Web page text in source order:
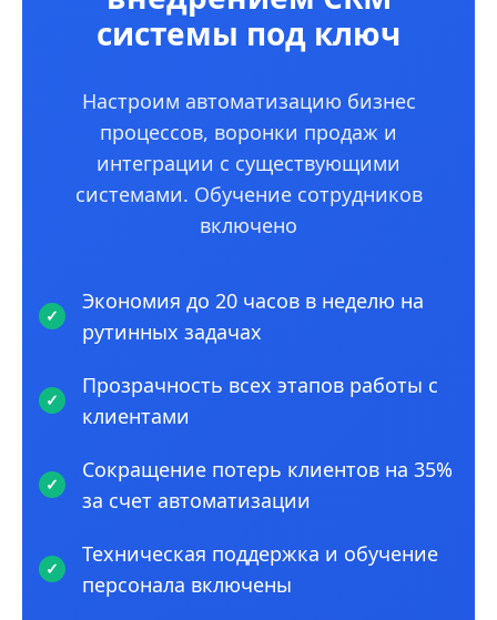
системы под ключ
Настроим автоматизацию бизнес
процессов, воронки продаж и
интеграции с существующими
системами. Обучение сотрудников
включено
Экономия до 20 часов в неделю на
рутинных задачах
Прозрачность всех этапов работы с
клиентами
Сокращение потерь клиентов на 35%
за счет автоматизации
Техническая поддержка и обучение
персонала включены